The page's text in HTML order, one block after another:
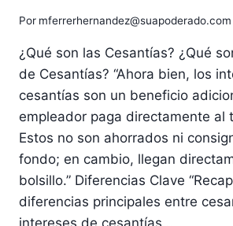
Por mferrerhernandez@suapoderado.com
¿Qué son las Cesantías? ¿Qué
de Cesantías? “Ahora bien, los
cesantías son un beneficio
empleador paga directamente al
Estos no son ahorrados ni
fondo; en cambio, llegan
bolsillo.” Diferencias Clave
diferencias principales entre